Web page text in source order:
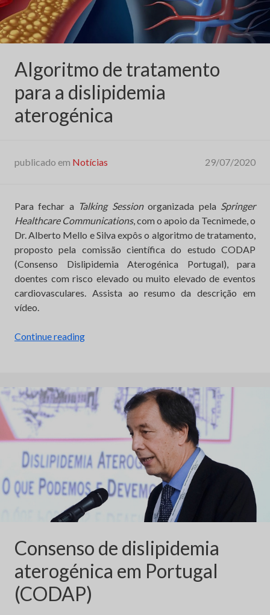
Algoritmo de tratamento
para a dislipidemia
aterogénica
publicado em Notícias 29/07/2020
Para fechar a Talking Sessionorganizada pela Springer
Healthcare Communications, com o apoio da Tecnimede, o
Dr. Alberto Mello e Silva expôs o algoritmo de tratamento,
proposto pela comissão científica do estudo CODAP
(Consenso Dislipidemia Aterogénica Portugal), para
doentes com risco elevado ou muito elevado de eventos
cardiovasculares. Assista ao resumo da descrição em
vídeo.
Continue reading“Algoritmo
a
dislipidemia
aterogénica”
Consenso de dislipidemia
aterogénica em Portugal
(CODAP)